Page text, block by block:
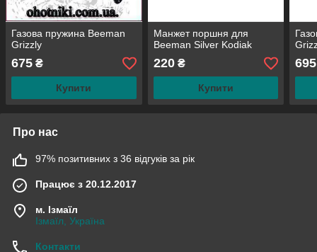
Газова пружина Beeman
Grizzly
675 ₴
Купити
Манжет поршня для
Beeman Silver Kodiak
220₴
Купити
695
Про нас
97% позитивних з 36 відгуків за рік
Працює з 20.12.2017
м. Ізмаїл
Ізмаїл, Україна
Контакти